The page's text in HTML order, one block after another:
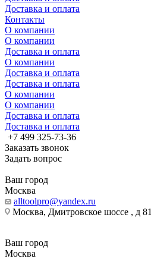
Доставка и оплата
Контакты
О компании
О компании
Доставка и оплата
О компании
Доставка и оплата
Доставка и оплата
О компании
О компании
Доставка и оплата
Доставка и оплата
+7 499 325-73-36
Заказать звонок
Задать вопрос
Ваш город
Москва
alltoolpro@yandex.ru
Москва, Дмитровское шоссе , д 81
Ваш город
Москва